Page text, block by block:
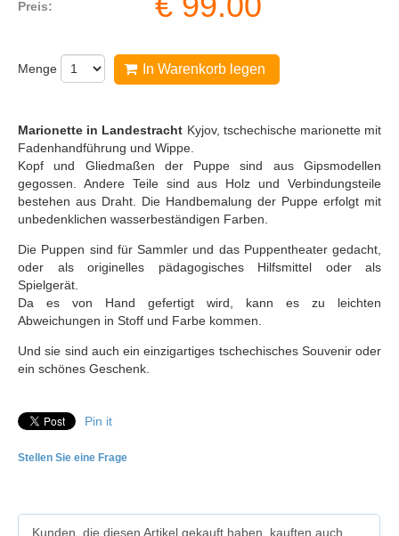
Preis:
Menge In Warenkorb legen
Marionette in Landestracht Kyjov, tschechische marionette mit
Fadenhandführung und Wippe.
Kopf und Gliedmaßen der Puppe sind aus Gipsmodellen
gegossen. Andere Teile sind aus Holz und Verbindungsteile
bestehen aus Draht. Die Handbemalung der Puppe erfolgt mit
unbedenklichen wasserbeständigen Farben.
Die Puppen sind für Sammler und das Puppentheater gedacht,
oder als originelles pädagogisches Hilfsmittel oder als
Spielgerät.
Da es von Hand gefertigt wird, kann es zu leichten
Abweichungen in Stoff und Farbe kommen.
Und sie sind auch ein einzigartiges tschechisches Souvenir oder
ein schönes Geschenk.
Pin it
Stellen Sie eine Frage
Kunden, die diesen Artikel gekauft haben, kauften auch